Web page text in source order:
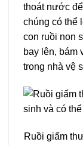
thoát nước
chúng có thể
con ruồi non
bay lên, bám
trong nhà vệ
Ruồi giấm